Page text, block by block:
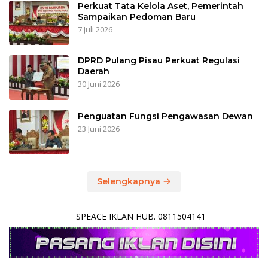
Perkuat Tata Kelola Aset, Pemerintah
Sampaikan Pedoman Baru
7 Juli 2026
DPRD Pulang Pisau Perkuat Regulasi
Daerah
30 Juni 2026
Penguatan Fungsi Pengawasan Dewan
23 Juni 2026
Selengkapnya
SPEACE IKLAN HUB. 0811504141